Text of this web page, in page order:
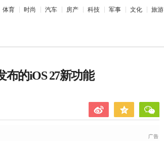
体育 时尚 汽车 房产 科技 军事 文化 旅游
的iOS 27新功能